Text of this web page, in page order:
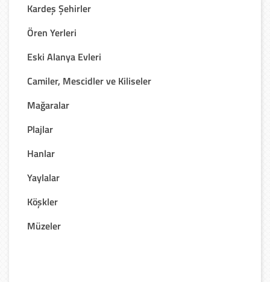
Kardeş Şehirler
Ören Yerleri
Eski Alanya Evleri
Camiler, Mescidler ve Kiliseler
Mağaralar
Plajlar
Hanlar
Yaylalar
Köşkler
Müzeler